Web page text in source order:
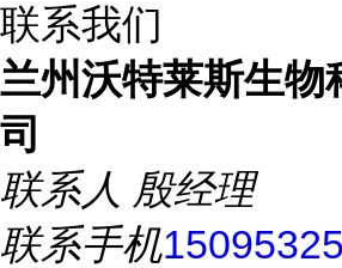
联系我们
兰州沃特莱斯生物
司
联系人 殷经理
联系手机